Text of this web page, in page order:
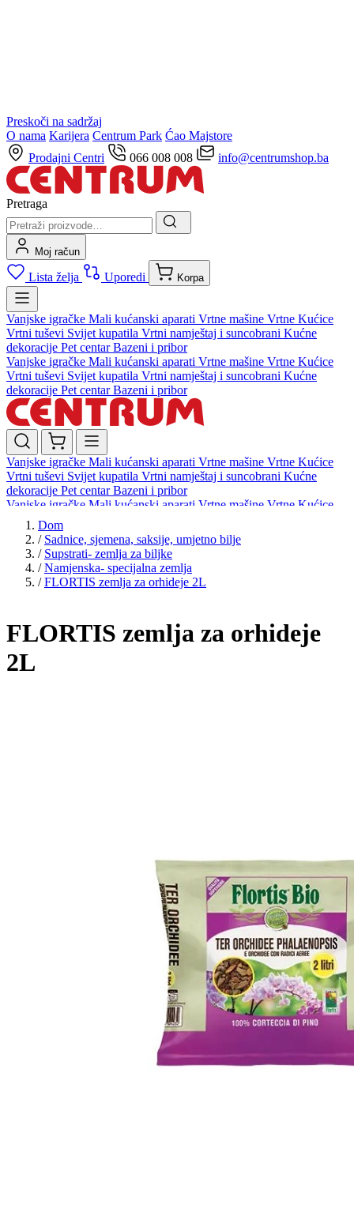
Preskoči na sadržaj
O nama Karijera Centrum Park Ćao Majstore
Prodajni Centri
066 008 008 info@centrumshop.ba
Pretraga
Moj račun
Lista želja Uporedi Korpa
Vanjske igračke Mali kućanski aparati Vrtne mašine Vrtne Kućice
Vrtni tuševi Svijet kupatila Vrtni namještaj i suncobrani Kućne
dekoracije Pet centarBazeni i pribor
Vanjske igračke Mali kućanski aparati Vrtne mašine Vrtne Kućice
Vrtni tuševi Svijet kupatila Vrtni namještaj i suncobrani Kućne
dekoracije Pet centarBazeni i pribor
Vanjske igračke Mali kućanski aparati Vrtne mašine Vrtne Kućice
Vrtni tuševi Svijet kupatila Vrtni namještaj i suncobrani Kućne
dekoracije Pet centarBazeni i pribor
Vanjske igračke Mali kućanski aparati Vrtne mašine Vrtne Kućice
Vrtni tuševi
dekoracijePet centar Bazeni i pribor
Dom
/ Sadnice, sjemena, saksije, umjetno bilje
/ Supstrati- zemlja za biljke
/ Namjenska- specijalna zemlja
/ FLORTIS zemlja za orhideje 2L
FLORTIS zemlja za orhideje
2L